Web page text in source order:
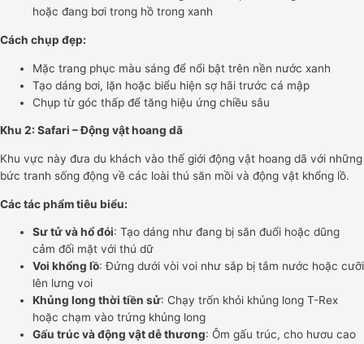
hoặc đang bơi trong hồ trong xanh
Cách chụp đẹp:
Mặc trang phục màu sáng để nổi bật trên nền nước xanh
Tạo dáng bơi, lặn hoặc biểu hiện sợ hãi trước cá mập
Chụp từ góc thấp để tăng hiệu ứng chiều sâu
Khu 2: Safari – Động vật hoang dã
Khu vực này đưa du khách vào thế giới động vật hoang dã với những
bức tranh sống động về các loài thú săn mồi và động vật khổng lồ.
Các tác phẩm tiêu biểu:
Sư tử và hổ đói: Tạo dáng như đang bị săn đuổi hoặc dũng
cảm đối mặt với thú dữ
Voi khổng lồ: Đứng dưới vòi voi như sắp bị tắm nước hoặc cưỡi
lên lưng voi
Khủng long thời tiền sử: Chạy trốn khỏi khủng long T-Rex
hoặc chạm vào trứng khủng long
Gấu trúc và động vật dễ thương: Ôm gấu trúc, cho hươu cao